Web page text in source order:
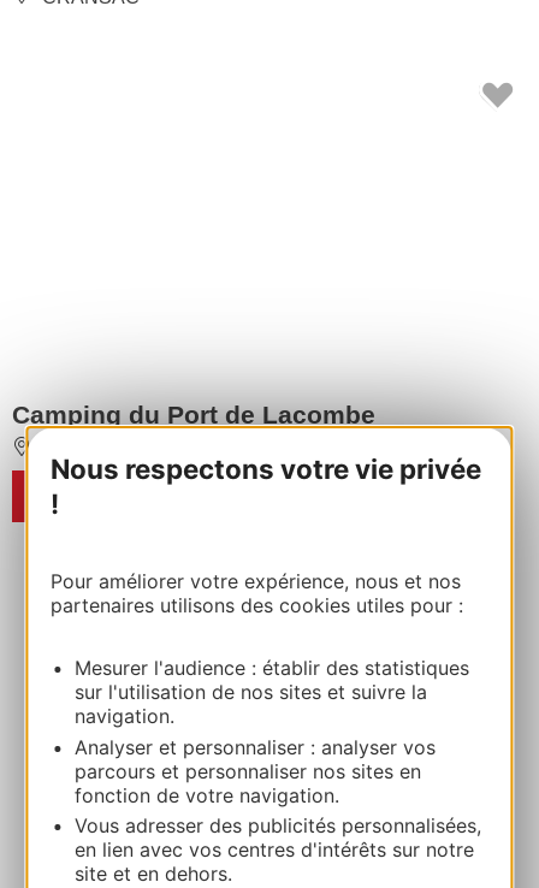
Nous respectons votre vie privée
!
Pour améliorer votre expérience, nous et nos
partenaires utilisons des cookies utiles pour :
Mesurer l'audience : établir des statistiques
sur l'utilisation de nos sites et suivre la
navigation.
Analyser et personnaliser : analyser vos
parcours et personnaliser nos sites en
fonction de votre navigation.
Vous adresser des publicités personnalisées,
en lien avec vos centres d'intérêts sur notre
site et en dehors.
Camping du Port de Lacombe
RÉSERVER